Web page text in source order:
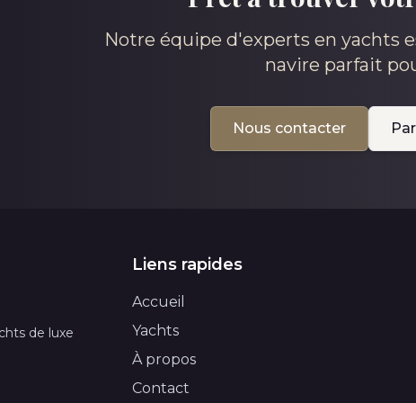
Notre équipe d'experts en yachts
navire parfait
Nous contacter
de luxe
Liens rapides
Accueil
Yachts
À propos
Contact